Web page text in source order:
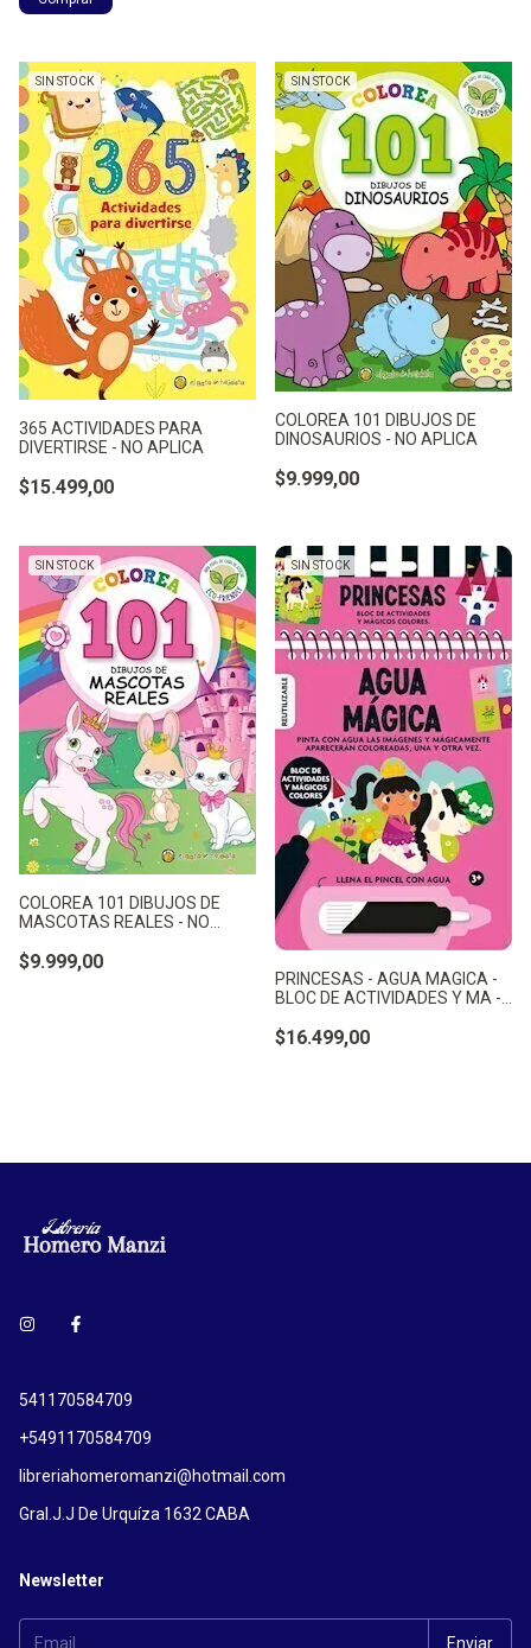
SIN STOCK
365 ACTIVIDADES PARA
DIVERTIRSE - NO APLICA
$15.499,00
SIN STOCK
COLOREA 101 DIBUJOS DE
DINOSAURIOS - NO APLICA
$9.999,00
SIN STOCK
COLOREA 101 DIBUJOS DE
MASCOTAS REALES - NO
$9.999,00
SIN STOCK
PRINCESAS - AGUA MAGICA -
BLOC DE ACTIVIDADES Y MA -
$16.499,00
541170584709
+5491170584709
libreriahomeromanzi@hotmail.com
Gral.J.J De Urquíza 1632 CABA
Newsletter